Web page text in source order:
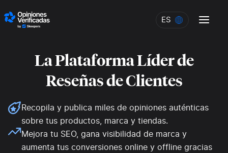
ES
La Plataforma Líder de
Reseñas de Clientes
Recopila y publica miles de opiniones auténticas
sobre tus productos, marca y tiendas.
Mejora tu SEO, gana visibilidad de marca y
aumenta tus conversiones online y offline gracias